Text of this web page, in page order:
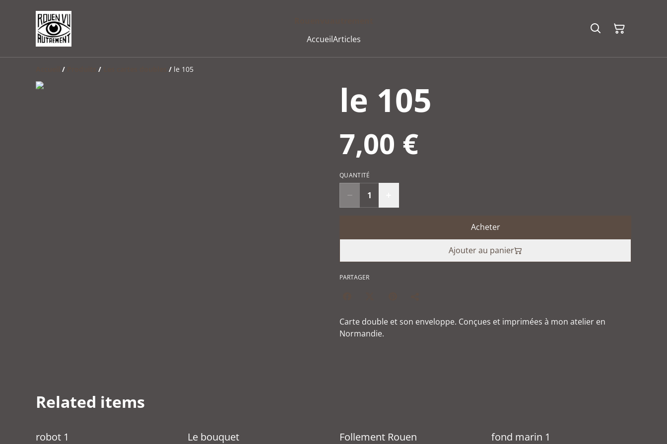
AccueilArticles
/ / / le 105
le 105
7,00 €
QUANTITÉ
Acheter
Ajouter au panier
PARTAGER
Carte double et son enveloppe. Conçues et imprimées à mon atelier en
Normandie.
Related items
robot 1 Le bouquet Follement Rouen fond marin 1